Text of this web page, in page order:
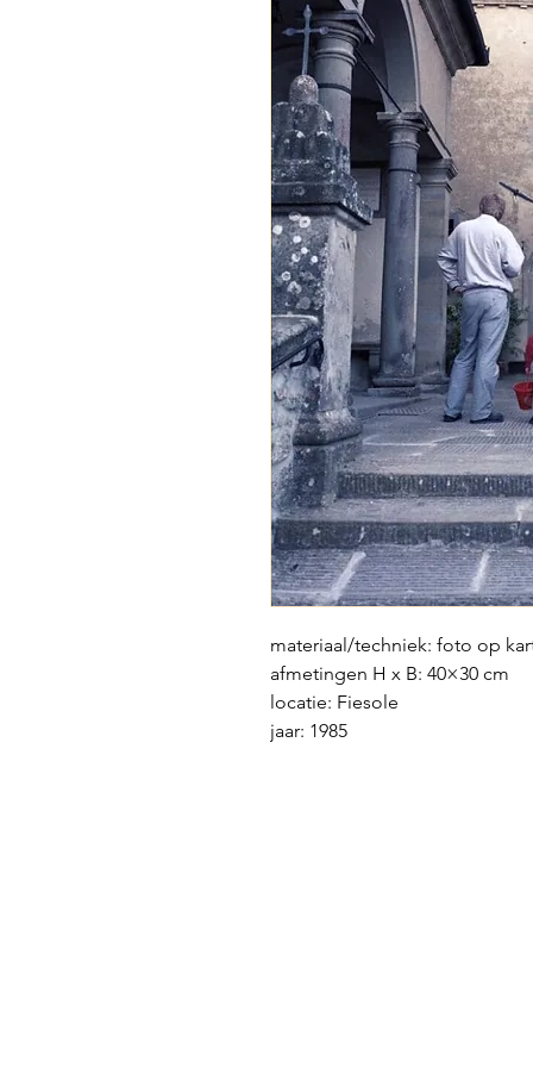
materiaal/techniek: foto op
afmetingen H x B: 40×30 cm
locatie: Fiesole
jaar: 1985